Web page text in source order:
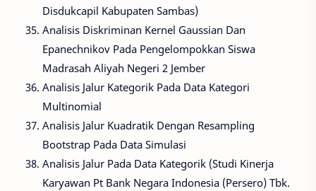
Disdukcapil Kabupaten Sambas)
Analisis Diskriminan Kernel Gaussian Dan
Epanechnikov Pada Pengelompokkan Siswa
Madrasah Aliyah Negeri 2 Jember
Analisis Jalur Kategorik Pada Data Kategori
Multinomial
Analisis Jalur Kuadratik Dengan Resampling
Bootstrap Pada Data Simulasi
Analisis Jalur Pada Data Kategorik (Studi Kinerja
Karyawan Pt Bank Negara Indonesia (Persero) Tbk.